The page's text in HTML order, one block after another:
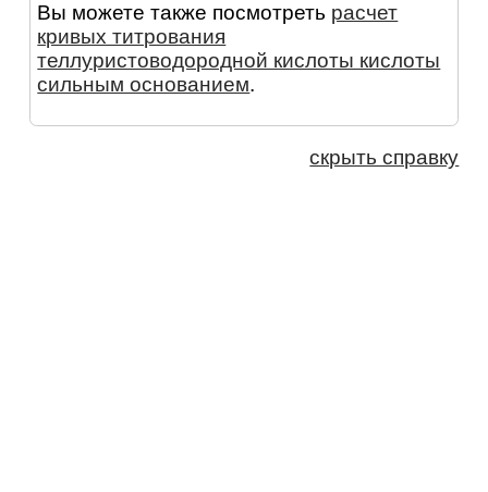
Вы можете также посмотреть расчет
кривых титрования
теллуристоводородной кислоты кислоты
сильным основанием.
скрыть справку